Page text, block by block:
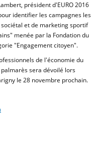
président d'EURO 2016
identifier les campagnes les
et de marketing sportif
menée par la Fondation du
"Engagement citoyen".
de l'économie du
sera dévoilé lors
le 28 novembre prochain.